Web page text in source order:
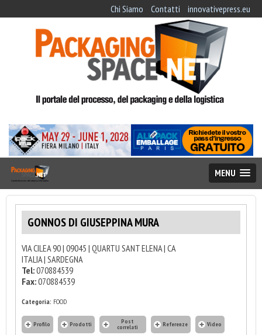
Chi Siamo Contatti innovativepress.eu
MENU
GONNOS DI GIUSEPPINA MURA
VIA CILEA 90 | 09045 | QUARTU SANT ELENA | CA
ITALIA | SARDEGNA
Tel:070884539
Fax:070884539
Categoria: FOOD
Profilo Prodotti Post
correlati Referenze Video